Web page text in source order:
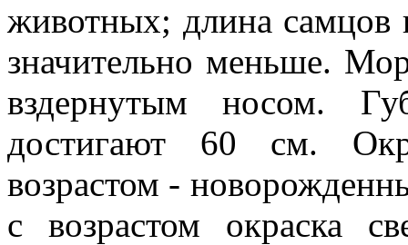
животных; длина самцов
значительно меньше.
вздернутым носом.
достигают 60 см.
возрастом -
с возрастом окраска